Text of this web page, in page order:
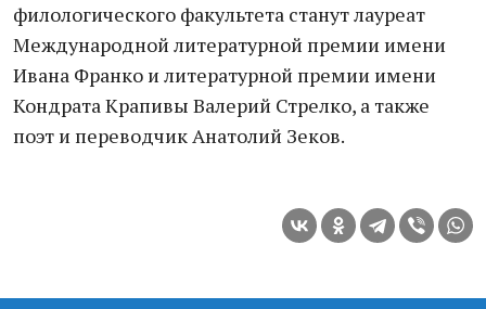
филологического факультета станут лауреат
Международной литературной премии имени
Ивана Франко и литературной премии имени
Кондрата Крапивы Валерий Стрелко, а также
поэт и переводчик Анатолий Зеков.